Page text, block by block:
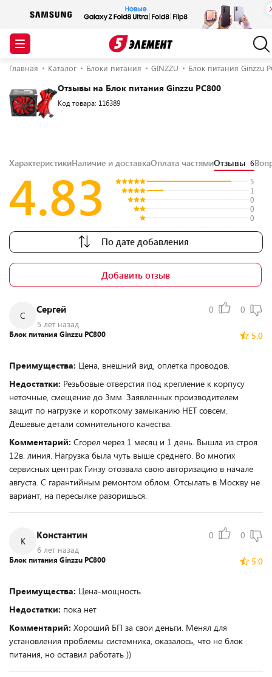
Главная Каталог Блоки питания GINZZU Блок питания Ginzzu
Отзывы на Блок питания Ginzzu PC800
Код товара: 116389
ХарактеристикиНаличие и доставкаОплата частямиОтзывы 6
4.83
5
1
0
0
0
По дате добавления
Добавить отзыв
С
Сергей
5 лет назад
0 0
5.0
Блок питания Ginzzu PC800
Преимущества: Цена, внешний вид, оплетка проводов.
Недостатки: Резьбовые отверстия под крепление к корпусу
неточные, смещение до 3мм. Заявленных производителем
защит по нагрузке и короткому замыканию НЕТ совсем.
Дешевые детали сомнительного качества.
Комментарий: Сгорел через 1 месяц и 1 день. Вышла из строя
12в. линия. Нагрузка была чуть выше среднего. Во многих
сервисных центрах Гинзу отозвала свою авторизацию в начале
августа. С гарантийным ремонтом облом. Отсылать в Москву не
вариант, на пересылке разоришься.
К
Константин
6 лет назад
0 0
5.0
Блок питания Ginzzu PC800
Преимущества: Цена-мощность
Недостатки: пока нет
Комментарий: Хороший БП за свои деньги. Менял для
установления проблемы системника, оказалось, что не блок
питания, но оставил работать ))